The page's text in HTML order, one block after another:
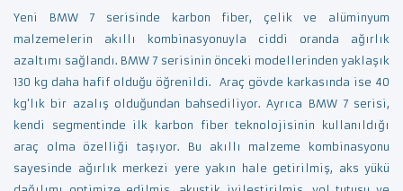
Yeni BMW 7 serisinde karbon fiber, çelik ve alüminyum
malzemelerin akıllı kombinasyonuyla ciddi oranda ağırlık
azaltımı sağlandı. BMW 7 serisinin önceki modellerinden yaklaşık
130 kg daha hafif olduğu öğrenildi. Araç gövde karkasında ise 40
kg’lık bir azalış olduğundan bahsediliyor. Ayrıca BMW 7 serisi,
kendi segmentinde ilk karbon fiber teknolojisinin kullanıldığı
araç olma özelliği taşıyor. Bu akıllı malzeme kombinasyonu
sayesinde ağırlık merkezi yere yakın hale getirilmiş, aks yükü